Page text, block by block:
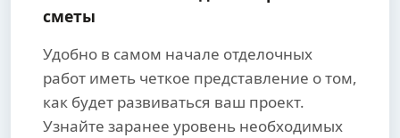
сметы
Удобно в самом начале отделочных
работ иметь четкое представление о том,
как будет развиваться ваш проект.
Узнайте заранее уровень необходимых